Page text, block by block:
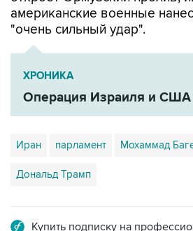
ХРОНИКА
Операция Израиля и США
Иран парламент Мохаммад
Дональд Трамп
Подписаться на рассылку